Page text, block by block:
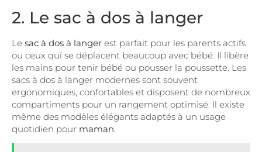
2. Le sac à dos à langer
Le sac à dos à langer est parfait pour les parents actifs
ou ceux qui se déplacent beaucoup avec bébé. Il libère
les mains pour tenir bébé ou pousser la poussette. Les
sacs à dos à langer modernes sont souvent
ergonomiques, confortables et disposent de nombreux
compartiments pour un rangement optimisé. Il existe
même des modèles élégants adaptés à un usage
quotidien pour maman.